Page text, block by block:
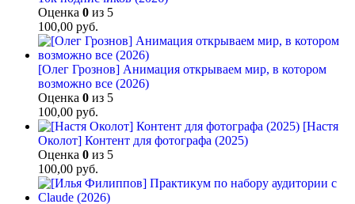
Оценка 0 из 5
100,00 руб.
[Олег Грознов] Анимация открываем мир, в котором
возможно все (2026)
Оценка 0 из 5
100,00 руб.
[Настя
Околот] Контент для фотографа (2025)
Оценка 0 из 5
100,00 руб.